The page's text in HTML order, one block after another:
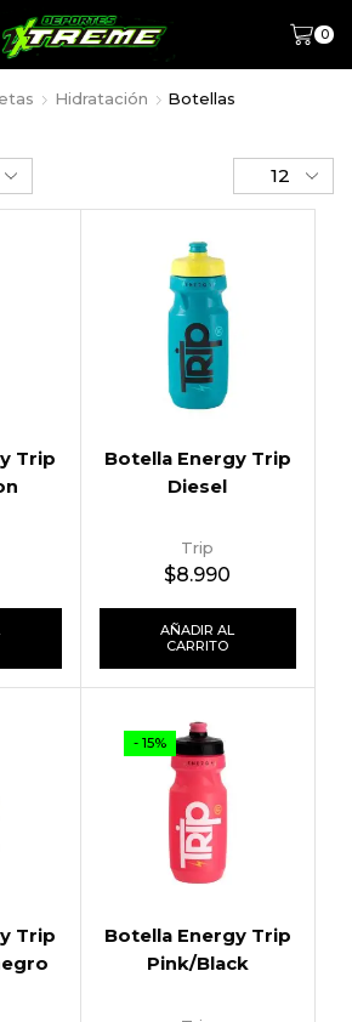
0
Hidratación Botellas
Trip
Botella Energy Trip
Diesel
Trip
$8.990
AÑADIR AL
CARRITO
Trip
- 15%
Botella Energy Trip
Pink/Black